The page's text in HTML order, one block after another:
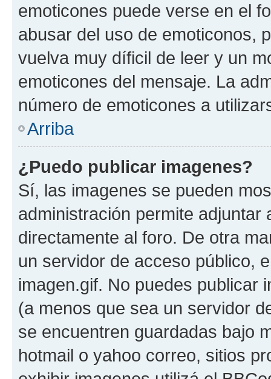
emoticones puede verse en el
abusar del uso de emoticonos,
vuelva muy díficil de leer y un
emoticones del mensaje. La
número de emoticones a
Arriba
¿Puedo publicar imagenes?
Sí, las imagenes se pueden
administración permite
directamente al foro. De otra
un servidor de acceso público,
imagen.gif. No puedes publicar
(a menos que sea un servidor
se encuentren guardadas bajo
hotmail o yahoo correo, sitios